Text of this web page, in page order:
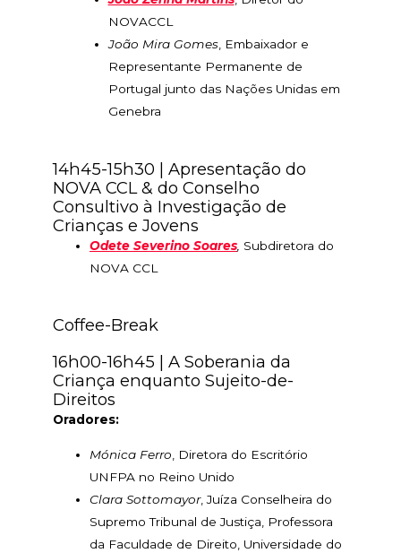
NOVACCL
João Mira Gomes, Embaixador e
Representante Permanente de
Portugal junto das Nações Unidas em
Genebra
14h45-15h30 | Apresentação do
NOVA CCL & do Conselho
Consultivo à Investigação de
Crianças e Jovens
Odete Severino Soares Subdiretora do
NOVA CCL
Coffee-Break
16h00-16h45 | A Soberania da
Criança enquanto Sujeito-de-
Direitos
Oradores:
Mónica Ferro , Diretora do Escritório
UNFPA no Reino Unido
Clara Sottomayor, Juíza Conselheira do
Supremo Tribunal de Justiça, Professora
da Faculdade de Direito, Universidade do